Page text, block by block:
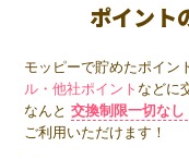
ポイント
モッピーで貯めたポイン
ル・他社ポイントなどに
なんと 交換制限一切なし
ご利用いただけます！